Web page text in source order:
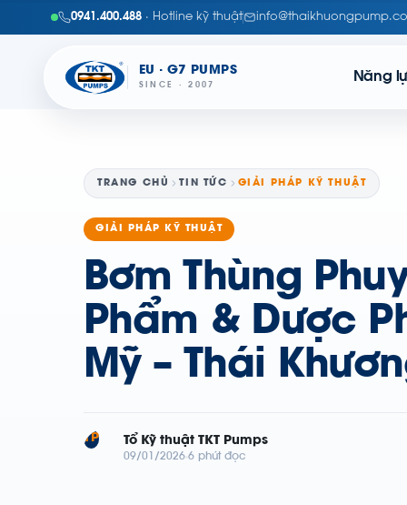
0941.400.488 · Hotline kỹ thuật
EU · G7 PUMPS
SINCE · 2007
Năng
TRANG CHỦ TIN TỨC GIẢI PHÁP KỸ THUẬT
GIẢI PHÁP KỸ THUẬT
Bơm Thùng
Phẩm & Dược
Mỹ – Thái
TP Tổ Kỹ thuật TKT Pumps
09/01/2026 6 phút đọc